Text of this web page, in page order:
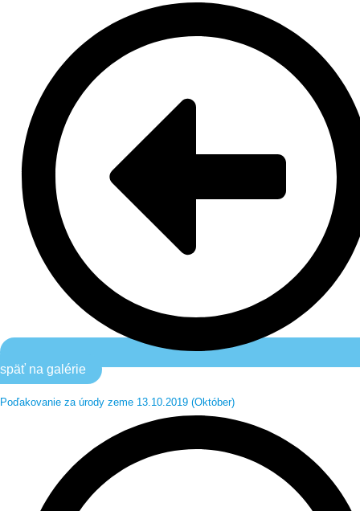
späť na galérie
Poďakovanie za úrody zeme 13.10.2019 (Október)